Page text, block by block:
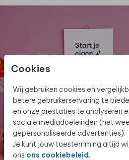
Cookies
Wij gebruiken cookies en
betere gebruikerservaring te
en onze prestaties te analyseren
sociale mediadoeleinden (het
gepersonaliseerde advertenties).
Je kunt jouw toestemming altijd
ons ons cookiebeleid.
KERAMIEK